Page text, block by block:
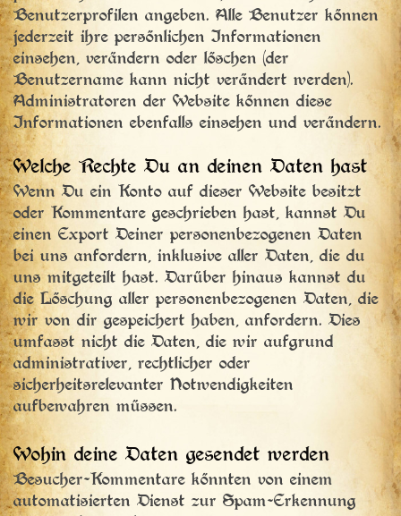
Benutzerprofilen angeben. Alle Benutzer können
jederzeit ihre persönlichen Informationen
einsehen, verändern oder löschen (der
Benutzername kann nicht verändert werden).
Administratoren der Website können diese
Informationen ebenfalls einsehen und verändern.
Welche Rechte Du an deinen Daten hast
Wenn Du ein Konto auf dieser Website besitzt
oder Kommentare geschrieben hast, kannst Du
einen Export Deiner personenbezogenen Daten
bei uns anfordern, inklusive aller Daten, die du
uns mitgeteilt hast. Darüber hinaus kannst du
die Löschung aller personenbezogenen Daten, die
wir von dir gespeichert haben, anfordern. Dies
umfasst nicht die Daten, die wir aufgrund
administrativer, rechtlicher oder
sicherheitsrelevanter Notwendigkeiten
aufbewahren müssen.
Wohin deine Daten gesendet werden
Besucher-Kommentare könnten von einem
automatisierten Dienst zur Spam-Erkennung